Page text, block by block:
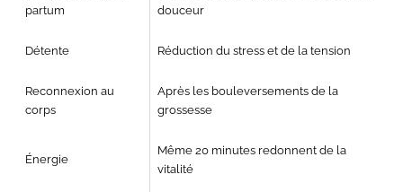
partum
douceur
Détente Réduction du stress et de la tension
Reconnexion au
corps
Après les bouleversements de la
grossesse
Énergie
Même 20 minutes redonnent de la
vitalité